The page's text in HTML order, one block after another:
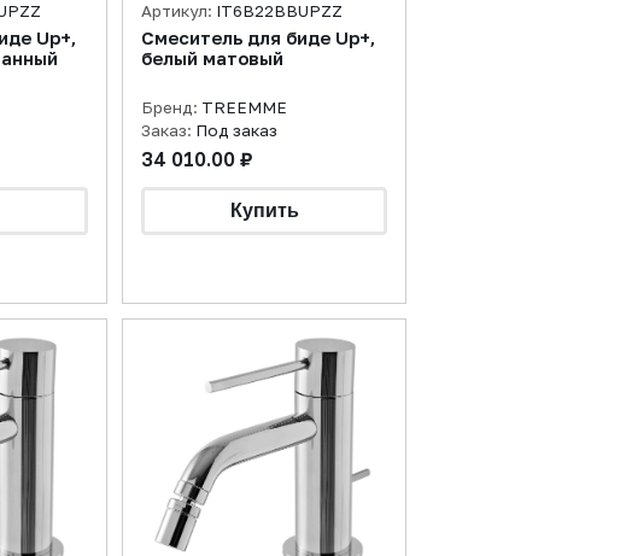
Up+,
Артикул: IT6B22BBUPZZ
Смеситель для биде Up+,
белый матовый
Бренд: TREEMME
Заказ: Под заказ
34 010.00 ₽